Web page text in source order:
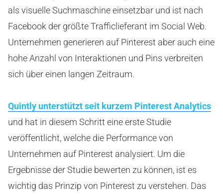
als visuelle Suchmaschine einsetzbar und ist nach
Facebook der größte Trafficlieferant im Social Web.
Unternehmen generieren auf Pinterest aber auch eine
hohe Anzahl von Interaktionen und Pins verbreiten
sich über einen langen Zeitraum.
Quintly unterstützt seit kurzem Pinterest Analytics
und hat in diesem Schritt eine erste Studie
veröffentlicht, welche die Performance von
Unternehmen auf Pinterest analysiert. Um die
Ergebnisse der Studie bewerten zu können, ist es
wichtig das Prinzip von Pinterest zu verstehen. Das